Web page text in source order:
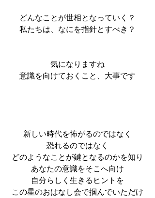
どんなことが世相となっていく？
私たちは、なにを指針とすべき？
気になりますね
意識を向けておくこと、大事です
新しい時代を怖がるのではなく
恐れるのではなく
どのようなことが鍵となるのかを知り
あなたの意識をそこへ向け
自分らしく生きるヒントを
この星のおはなし会で掴んでいただけ